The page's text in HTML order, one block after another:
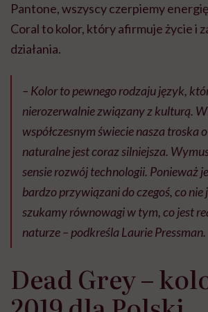
Pantone, wszyscy czerpiemy
Coral to kolor, który afirmuje życie i
działania.
– Kolor to pewnego rodzaju język,
nierozerwalnie związany z kulturą.
współczesnym świecie nasza troska
naturalne jest coraz silniejsza.
sensie rozwój technologii. Ponieważ
bardzo przywiązani do czegoś, co
szukamy równowagi w tym, co jest
naturze – podkreśla Laurie Pressman.
Dead Grey –